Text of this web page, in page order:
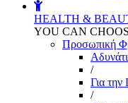
HEALTH &
YOU CAN
Προσωπική
/
Για την
/